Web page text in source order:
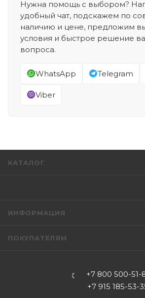
Нужна помощь с выбором?
удобный чат, подскажем по
наличию и цене, предложим
условия и быстрое решение
вопроса.
WhatsApp Telegram
Viber
КАТАЛОГ
ИНФОРМАЦИЯ
ПОКУПАТЕЛЯМ
+7 800 500-51-
+7 915 185-53-